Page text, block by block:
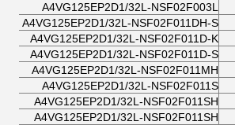
A4VG125EP2D1/32L-NSF02F003L
A4VG125EP2D1/32L-NSF02F011DH-S
A4VG125EP2D1/32L-NSF02F011D-K
A4VG125EP2D1/32L-NSF02F011D-S
A4VG125EP2D1/32L-NSF02F011MH
A4VG125EP2D1/32L-NSF02F011S
A4VG125EP2D1/32L-NSF02F011SH
A4VG125EP2D1/32L-NSF02F011SH